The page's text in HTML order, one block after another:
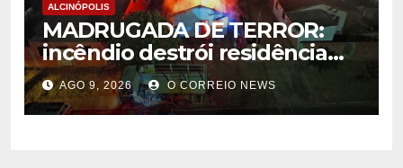
ALCINÓPOLIS
MADRUGADA DE TERROR:
incêndio destrói residência
em Alcinópolis
AGO 9, 2026 O CORREIO NEWS